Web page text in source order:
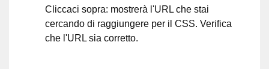
Cliccaci sopra: mostrerà l'URL che stai
cercando di raggiungere per il CSS. Verifica
che l'URL sia corretto.